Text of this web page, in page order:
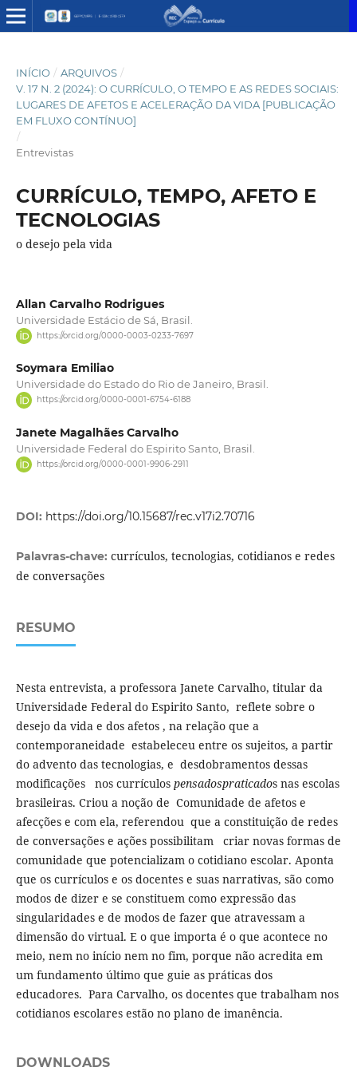
INÍCIO / ARQUIVOS /
V. 17 N. 2 (2024): O CURRÍCULO, O TEMPO E AS REDES SOCIAIS:
LUGARES DE AFETOS E ACELERAÇÃO DA VIDA [PUBLICAÇÃO
EM FLUXO CONTÍNUO]
/
Entrevistas
CURRÍCULO, TEMPO, AFETO E
TECNOLOGIAS
o desejo pela vida
Allan Carvalho Rodrigues
Universidade Estácio de Sá, Brasil.
https://orcid.org/0000-0003-0233-7697
Soymara Emiliao
Universidade do Estado do Rio de Janeiro, Brasil.
https://orcid.org/0000-0001-6754-6188
Janete Magalhães Carvalho
Universidade Federal do Espirito Santo, Brasil.
https://orcid.org/0000-0001-9906-2911
DOI: https://doi.org/10.15687/rec.v17i2.70716
Palavras-chave: currículos, tecnologias, cotidianos e redes
de conversações
RESUMO
Nesta entrevista, a professora Janete Carvalho, titular da
Universidade Federal do Espirito Santo, reflete sobre o
desejo da vida e dos afetos , na relação que a
contemporaneidade estabeleceu entre os sujeitos, a partir
do advento das tecnologias, e desdobramentos dessas
modificações nos currículos pensadospraticados nas escolas
brasileiras. Criou a noção de Comunidade de afetos e
afecções e com ela, referendou que a constituição de redes
de conversações e ações possibilitam criar novas formas de
comunidade que potencializam o cotidiano escolar. Aponta
que os currículos e os docentes e suas narrativas, são como
modos de dizer e se constituem como expressão das
singularidades e de modos de fazer que atravessam a
dimensão do virtual. E o que importa é o que acontece no
meio, nem no início nem no fim, porque não acredita em
um fundamento último que guie as práticas dos
educadores. Para Carvalho, os docentes que trabalham nos
cotidianos escolares estão no plano de imanência.
DOWNLOADS